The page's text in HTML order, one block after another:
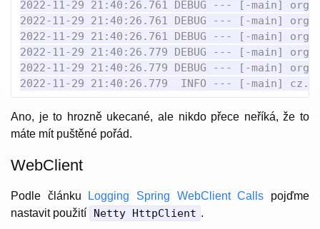
2022-11-29 21:40:26.761 DEBUG --- [-
2022-11-29 21:40:26.761 DEBUG --- [-
2022-11-29 21:40:26.761 DEBUG --- [-
2022-11-29 21:40:26.779 DEBUG --- [-
2022-11-29 21:40:26.779 DEBUG --- [-
Ano, je to hrozně ukecané, ale nikdo přece neříká, že to
máte mít puštěné pořád.
WebClient
Podle článku Logging Spring WebClient Calls pojďme
nastavit použití
Netty HttpClient .